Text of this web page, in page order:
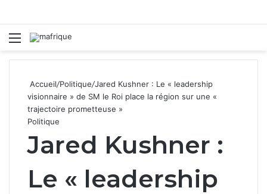
Menu
Accueil/Politique/Jared Kushner : Le « leadership
visionnaire » de SM le Roi place la région sur une «
trajectoire prometteuse »
Politique
Jared Kushner :
Le « leadership